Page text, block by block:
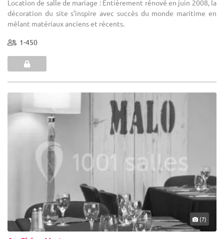
Location de salle de mariage : Entièrement rénové en juin 2008, la
décoration du site s’inspire avec succès du monde maritime en
mêlant matériaux anciens et récents.
1-450
(7)